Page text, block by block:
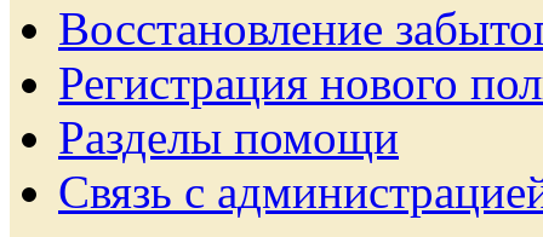
Восстановление
Регистрация нового
Разделы помощи
Связь с